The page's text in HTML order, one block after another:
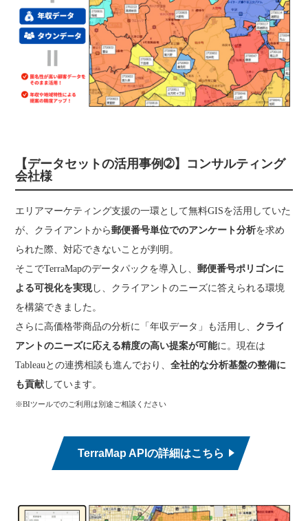
【データセットの活用事例➁】コンサルティング
会社様
エリアマーケティング支援の一環として無料GISを活用していた
が、クライアントから郵便番号単位でのアンケート分析を求め
られた際、対応できないことが判明。
そこでTerraMapのデータパックを導入し、郵便番号ポリゴンに
よる可視化を実現し、クライアントのニーズに答えられる環境
を構築できました。
さらに高価格帯商品の分析に「年収データ」も活用し、 クライ
アントのニーズに応える精度の高い提案が可能に。現在は
Tableauとの連携相談も進んでおり、全社的な分析基盤の整備に
も貢献 しています。
※BIツールでのご利用は別途ご相談ください
TerraMap APIの詳細はこちら